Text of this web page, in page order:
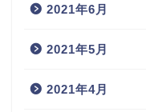
2021年6月
2021年5月
2021年4月